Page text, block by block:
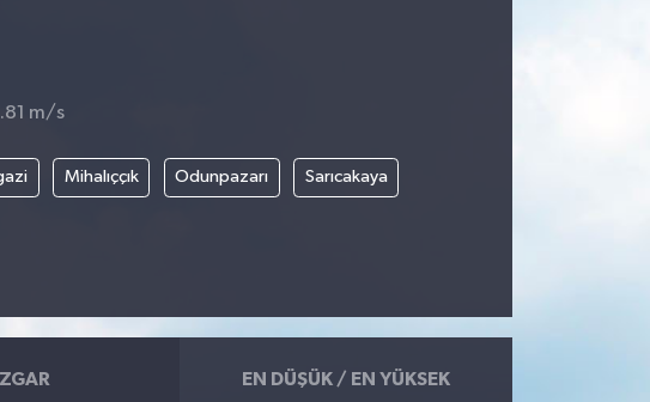
m/s
Mihalıççık Odunpazarı Sarıcakaya
EN DÜŞÜK / EN YÜKSEK